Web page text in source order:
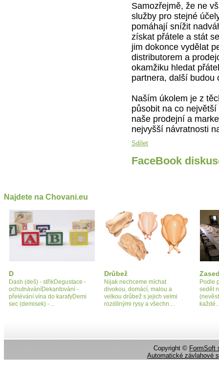
Samozřejmě, že ne
služby pro stejné
pomáhají snížit
získat přátele a stát
jim dokonce vydělat
distributorem a
okamžiku hledat
partnera, další budou
Naším úkolem je z
působit na co
naše prodejní a
nejvyšší návratnosti
Sdílet
FaceBook
Najdete na Chovani.eu
D
Dash (deš) - střikDegustace -
ochutnáváníDekantování -
přelévání vína do karafyDemi
sec (demisek) -…
Drůbež
Nijak nechceme míchat
divokou, domácí, malou a
velkou drůbež s jejich velmi
rozdílnými rysy a všechn…
Podle
sedět
Copyright © FormSoft
Automatické závlahové